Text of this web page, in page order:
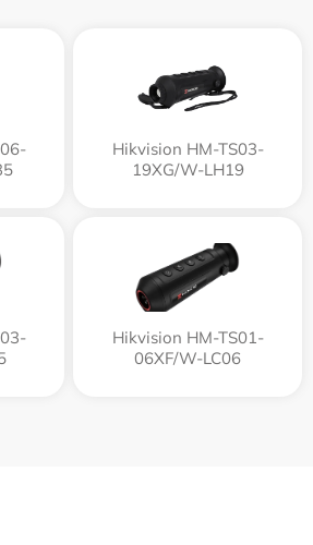
Hikvision HM-TS03-
19XG/W-LH19
Hikvision HM-TS01-
06XF/W-LC06